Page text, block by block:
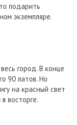
подарить
экземпляре.
город. В конце
90 латов. Но
на красный свет
восторге.